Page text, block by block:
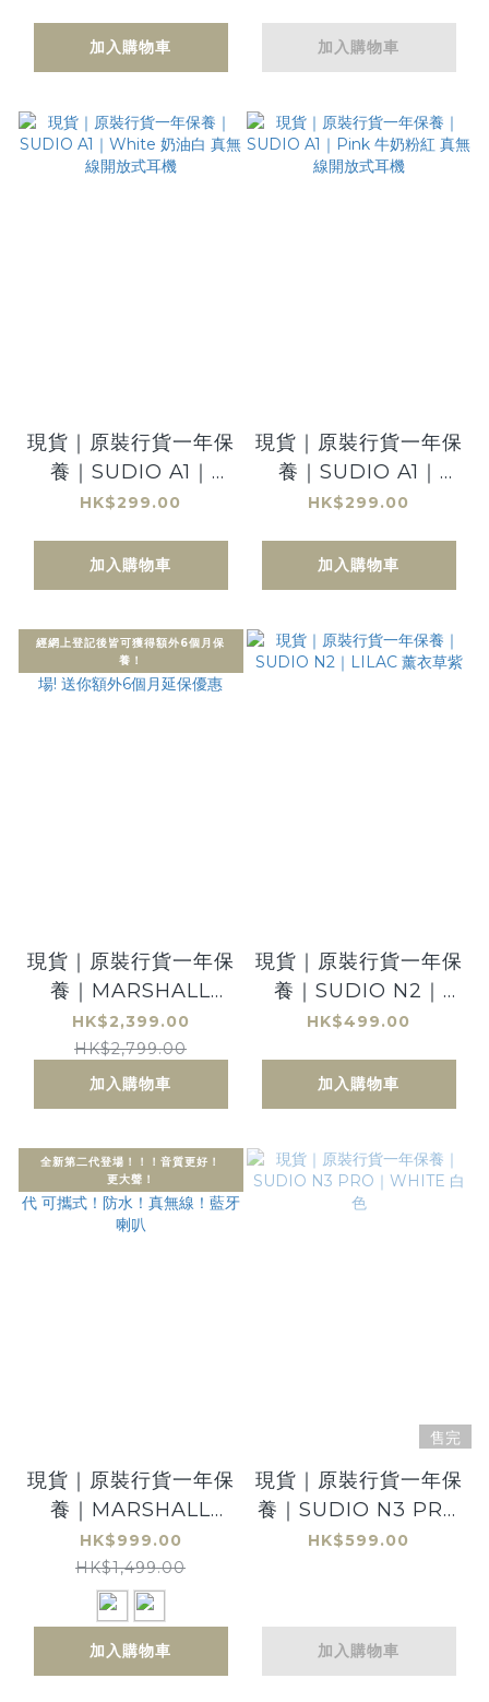
加入購物車 加入購物車
現貨｜原裝行貨一年保
養｜SUDIO A1｜
White 奶油白 真無線
HK$299.00
加入購物車
現貨｜原裝行貨一年保
養｜SUDIO A1｜
Pink 牛奶粉紅 真無線
HK$299.00
加入購物車
經網上登記後皆可獲得額外6個月保
養！
現貨｜原裝行貨一年保
養｜MARSHALL
Middleton 新登場!
送你額外6個月延保優
惠
HK$2,399.00
HK$2,799.00
加入購物車
現貨｜原裝行貨一年保
養｜SUDIO N2｜
LILAC 薰衣草紫
HK$499.00
加入購物車
全新第二代登場！！！音質更好！
更大聲！
現貨｜原裝行貨一年保
養｜MARSHALL
Emberton II 第二代
可攜式！防水！真無
線！藍牙喇叭
HK$999.00
HK$1,499.00
加入購物車
售完
現貨｜原裝行貨一年保
養｜SUDIO N3 PRO
｜WHITE 白色
HK$599.00
加入購物車